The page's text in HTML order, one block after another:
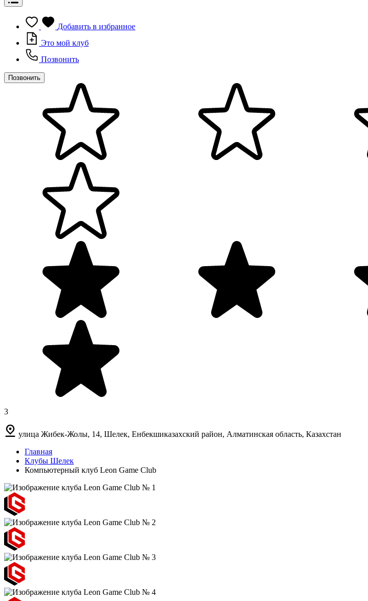
Добавить в избранное
Это мой клуб
Позвонить
Позвонить
3
улица Жибек-Жолы, 14, Шелек, Енбекшиказахский район, Алматинская область, Казахстан
Главная
Клубы Шелек
Компьютерный клуб Leon Game Club